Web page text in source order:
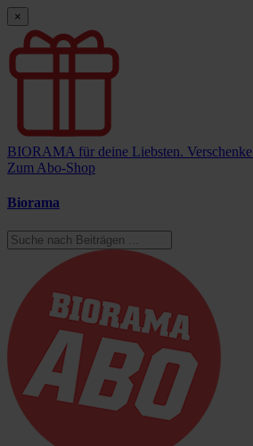
×
BIORAMA für deine Liebsten.
Zum Abo-Shop
Biorama